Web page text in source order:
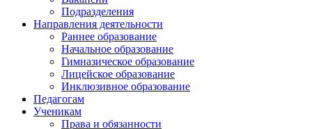
Подразделения
Направления деятельности
Раннее образование
Начальное образование
Гимназическое образование
Лицейское образование
Инклюзивное образование
Педагогам
Ученикам
Права и обязанности